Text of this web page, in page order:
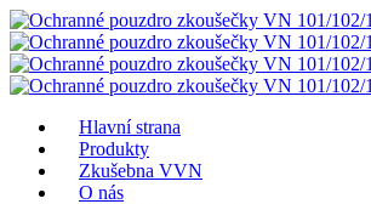
Hlavní strana
Produkty
Zkušebna VVN
O nás